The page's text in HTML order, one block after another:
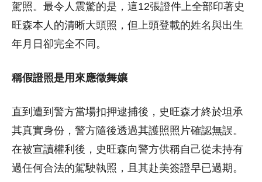
駕照。最令人震驚的是，這12張證件上全部印著史
旺森本人的清晰大頭照，但上頭登載的姓名與出生
年月日卻完全不同。
稱假證照是用來應徵舞孃
直到遭到警方當場扣押逮捕後，史旺森才終於坦承
其真實身份，警方隨後透過其護照照片確認無誤。
在被宣讀權利後，史旺森向警方供稱自己從未持有
過任何合法的駕駛執照，且其赴美簽證早已過期。